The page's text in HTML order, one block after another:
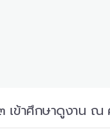
ข้าศึกษาดูงาน ณ